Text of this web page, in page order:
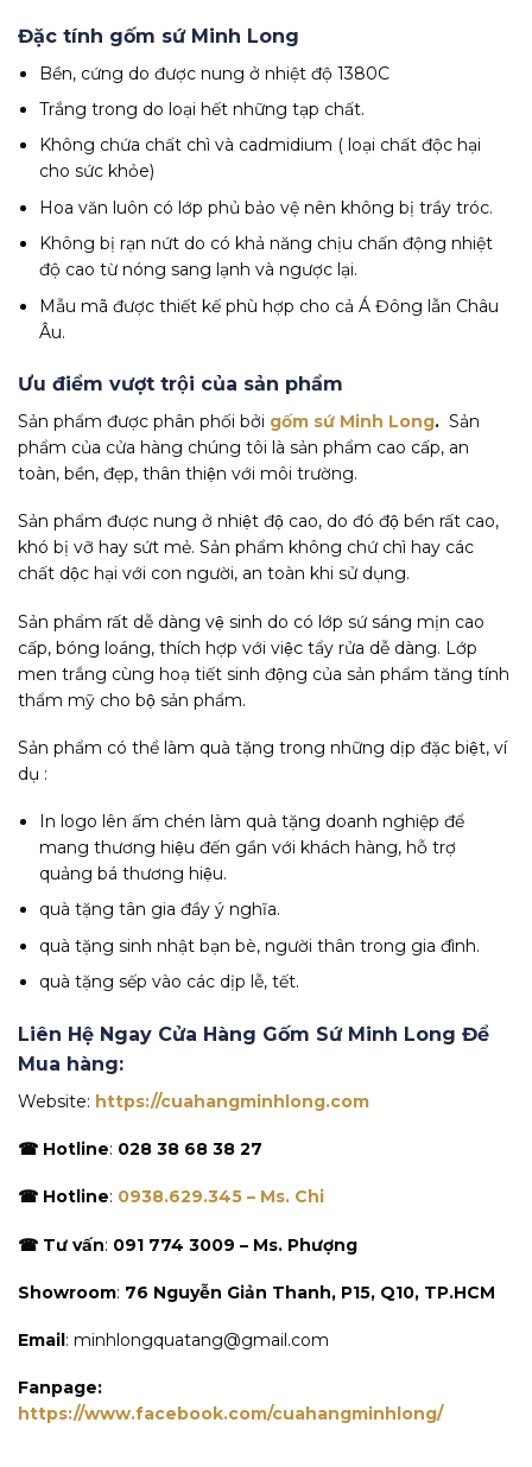
Đặc tính gốm sứ Minh Long
Bền, cứng do được nung ở nhiệt độ 1380C
Trắng trong do loại hết những tạp chất.
Không chứa chất chì và cadmidium ( loại chất độc hại
cho sức khỏe)
Hoa văn luôn có lớp phủ bảo vệ nên không bị trầy tróc.
Không bị rạn nứt do có khả năng chịu chấn động nhiệt
độ cao từ nóng sang lạnh và ngược lại.
Mẫu mã được thiết kế phù hợp cho cả Á Đông lẫn Châu
Âu.
Ưu điểm vượt trội của sản phẩm
Sản phẩm được phân phối bởi gốm sứ Minh Long. Sản
phẩm của cửa hàng chúng tôi là sản phẩm cao cấp, an
toàn, bền, đẹp, thân thiện với môi trường.
Sản phẩm được nung ở nhiệt độ cao, do đó độ bền rất cao,
khó bị vỡ hay sứt mẻ. Sản phẩm không chứ chì hay các
chất dộc hại với con người, an toàn khi sử dụng.
Sản phẩm rất dễ dàng vệ sinh do có lớp sứ sáng mịn cao
cấp, bóng loáng, thích hợp với việc tẩy rửa dễ dàng. Lớp
men trắng cùng hoạ tiết sinh động của sản phẩm tăng tính
thẩm mỹ cho bộ sản phẩm.
Sản phẩm có thể làm quà tặng trong những dịp đặc biệt, ví
dụ :
In logo lên ấm chén làm quà tặng doanh nghiệp để
mang thương hiệu đến gần với khách hàng, hỗ trợ
quảng bá thương hiệu.
quà tặng tân gia đầy ý nghĩa.
quà tặng sinh nhật bạn bè, người thân trong gia đình.
quà tặng sếp vào các dịp lễ, tết.
Liên Hệ Ngay Cửa Hàng Gốm Sứ Minh Long Để
Mua hàng:
Website: https://cuahangminhlong.com
☎ Hotline: 028 38 68 38 27
☎ Hotline: 0938.629.345 – Ms. Chi
☎ Tư vấn: 091 774 3009 – Ms. Phượng
Showroom: 76 Nguyễn Giản Thanh, P15, Q10, TP.HCM
Email: minhlongquatang@gmail.com
Fanpage:
https://www.facebook.com/cuahangminhlong/